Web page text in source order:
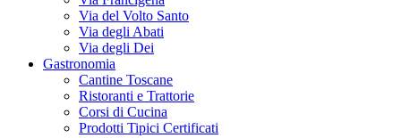
Via del Volto Santo
Via degli Abati
Via degli Dei
Gastronomia
Cantine Toscane
Ristoranti e Trattorie
Corsi di Cucina
Prodotti Tipici Certificati